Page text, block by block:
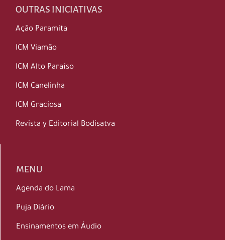
OUTRAS INICIATIVAS
Ação Paramita
ICM Viamão
ICM Alto Paraíso
ICM Canelinha
ICM Graciosa
Revista y Editorial Bodisatva
MENU
Agenda do Lama
Puja Diário
Ensinamentos em Áudio